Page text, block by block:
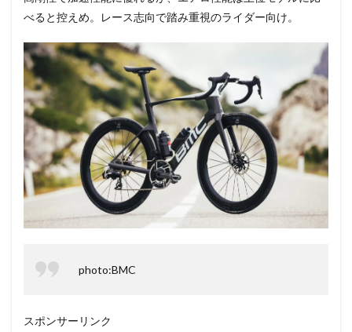
べると控えめ。レース志向で踏み重視のライダー向け。
photo:BMC
スポンサーリンク